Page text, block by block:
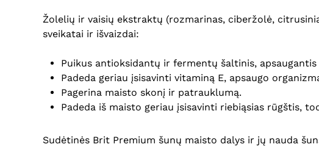
Žolelių ir vaisių ekstraktų (rozmarinas, ciberžolė,
sveikatai ir išvaizdai:
Puikus antioksidantų ir fermentų šaltinis,
Padeda geriau įsisavinti vitaminą E, apsaugo
Pagerina maisto skonį ir patrauklumą.
Padeda iš maisto geriau įsisavinti riebiąsias rūgštis,
Sudėtinės Brit Premium šunų maisto dalys ir jų nauda